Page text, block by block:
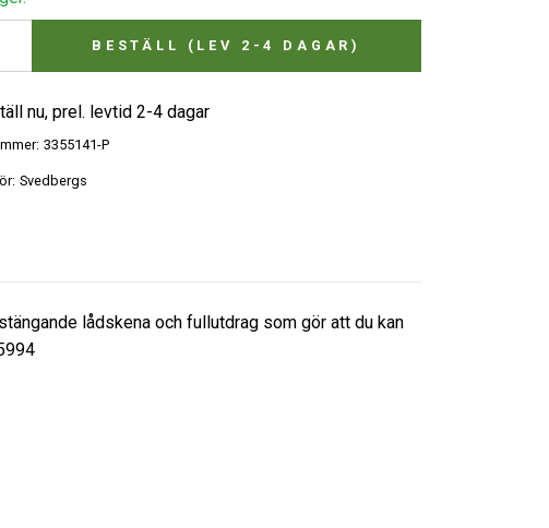
BESTÄLL (LEV 2-4 DAGAR)
nu, prel. levtid 2-4 dagar
3355141-P
Svedbergs
lådskena och fullutdrag som gör att du kan